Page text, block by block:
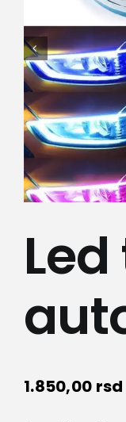
Kamere
Sport i
1.850,00 rsd